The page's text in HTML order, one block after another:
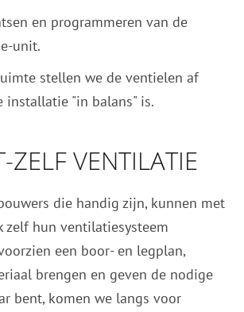
en programmeren van de
unit.
stellen we de ventielen af
installatie "in balans" is.
ZELF VENTILATIE
die handig zijn, kunnen met
zelf hun ventilatiesysteem
een boor- en legplan,
brengen en geven de nodige
bent, komen we langs voor